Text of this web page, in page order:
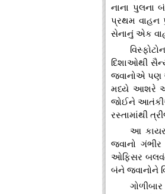
નાના પુલના
પ્રથમ વાહન
સેનાનું એક
દિશાઓથી
જવાનોએ પણ
મધ્યે આશરે એક
જોઈને
રસ્તામાંથી
આ
જવાનો
ઓફિસર
બંને જવાનોને